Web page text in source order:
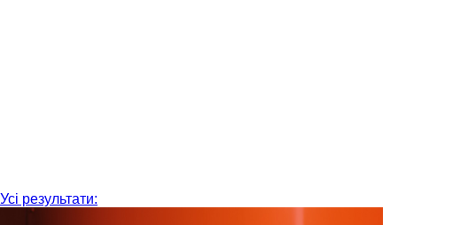
Усі результати: